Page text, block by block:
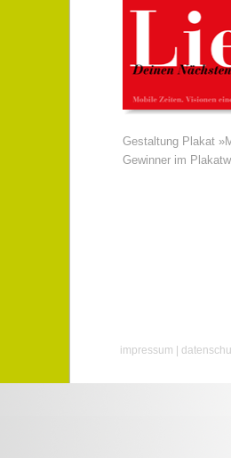
Gestaltung Plakat
Gewinner im
impressum